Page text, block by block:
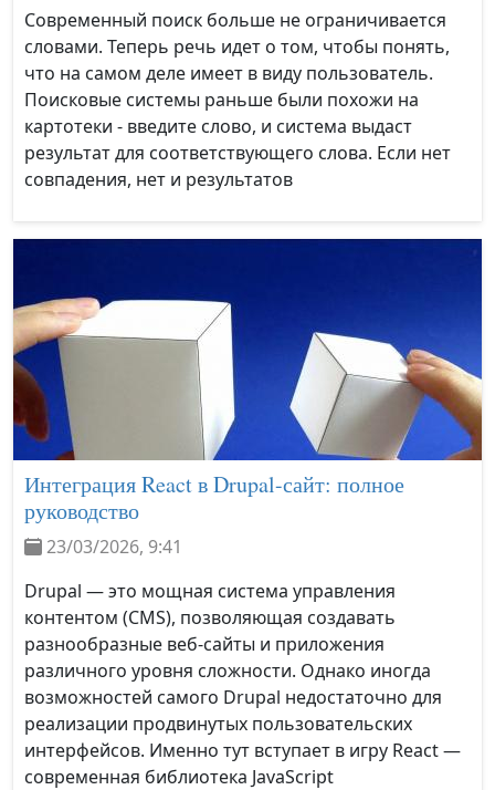
Современный поиск больше не ограничивается
словами. Теперь речь идет о том, чтобы понять,
что на самом деле имеет в виду пользователь.
Поисковые системы раньше были похожи на
картотеки - введите слово, и система выдаст
результат для соответствующего слова. Если нет
совпадения, нет и результатов
Интеграция React в Drupal-сайт: полное
руководство
23/03/2026, 9:41
Drupal — это мощная система управления
контентом (CMS), позволяющая создавать
разнообразные веб-сайты и приложения
различного уровня сложности. Однако иногда
возможностей самого Drupal недостаточно для
реализации продвинутых пользовательских
интерфейсов. Именно тут вступает в игру React —
современная библиотека JavaScript